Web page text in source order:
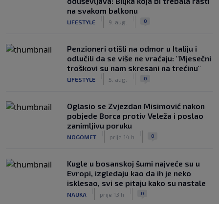
na svakom balkonu
LIFESTYLE 9. aug. 0
Penzioneri otišli na odmor u Italiju i
odlučili da se više ne vraćaju: "Mjesečni
troškovi su nam skresani na trećinu"
LIFESTYLE 5. aug. 0
Oglasio se Zvjezdan Misimović nakon
pobjede Borca protiv Veleža i poslao
zanimljivu poruku
NOGOMET prije 14 h 0
Kugle u bosanskoj šumi najveće su u
Evropi, izgledaju kao da ih je neko
isklesao, svi se pitaju kako su nastale
NAUKA prije 13 h 0